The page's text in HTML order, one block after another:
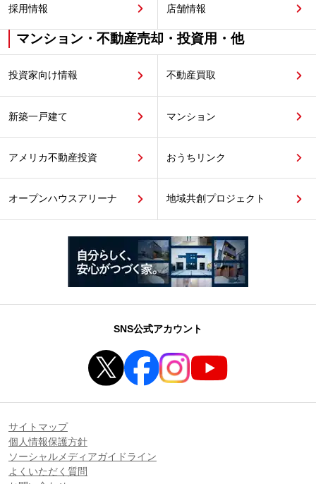
採用情報 店舗情報
マンション・不動産売却・投資用・他
投資家向け情報 不動産買取
新築一戸建て マンション
アメリカ不動産投資 おうちリンク
オープンハウスアリーナ 地域共創プロジェクト
SNS公式アカウント
サイトマップ
個人情報保護方針
ソーシャルメディアガイドライン
よくいただく質問